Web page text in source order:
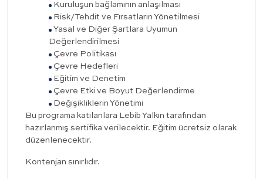
Kuruluşun bağlamının anlaşılması
Risk/Tehdit ve Fırsatların Yönetilmesi
Yasal ve Diğer Şartlara Uyumun
Değerlendirilmesi
Çevre Politikası
Çevre Hedefleri
Eğitim ve Denetim
Çevre Etki ve Boyut Değerlendirme
Değişikliklerin Yönetimi
Bu programa katılanlara Lebib Yalkın tarafından
hazırlanmış sertifika verilecektir. Eğitim ücretsiz olarak
düzenlenecektir.
Kontenjan sınırlıdır.